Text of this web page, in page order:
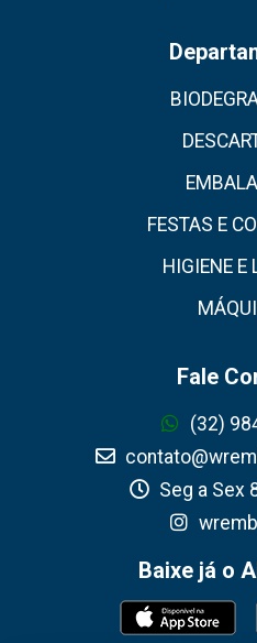
FESTAS E
HIGIENE E
Fale
(32)
Seg a Sex
Baixe já o